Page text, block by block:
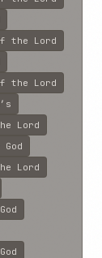
the Lord
the Lord
Lord
God
Lord
God
God